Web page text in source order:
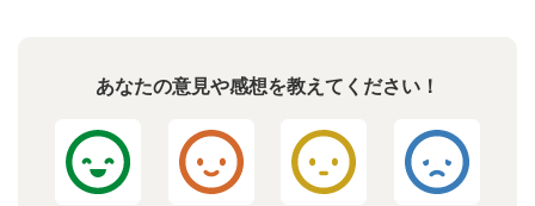
あなたの意見や感想を教えてください！